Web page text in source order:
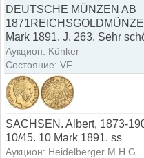
DEUTSCHE MÜNZEN AB
Mark 1891. J. 263. Sehr
Аукцион: Künker
Состояние: VF
SACHSEN. Albert, 1873-
10/45. 10 Mark 1891. ss
Аукцион: Heidelberger M.H.G.